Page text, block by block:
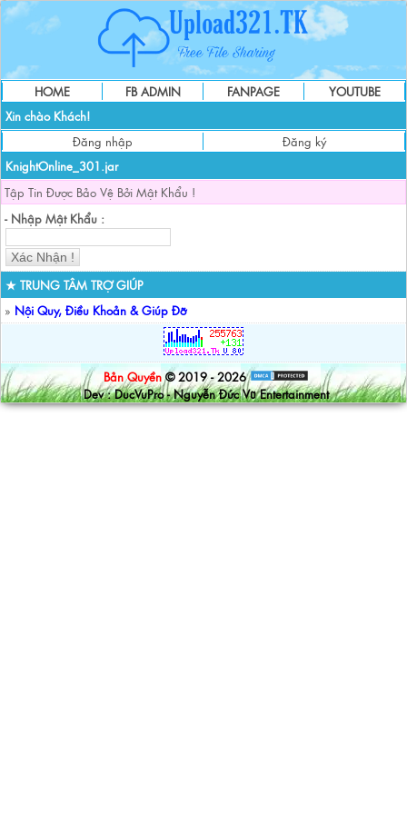
HOME FB ADMIN FANPAGE
YOUTUBE
Xin chào Khách!
Đăng nhập
Đăng ký
KnightOnline_301.jar
Tập Tin Được Bảo Vệ Bởi Mật Khẩu !
- Nhập Mật Khẩu :
★ TRUNG TÂM TRỢ GIÚP
» Nội Quy, Điều Khoản & Giúp Đỡ
Bản Quyền © 2019 - 2026
Dev : DucVuPro - Nguyễn Đức Vũ Entertainment